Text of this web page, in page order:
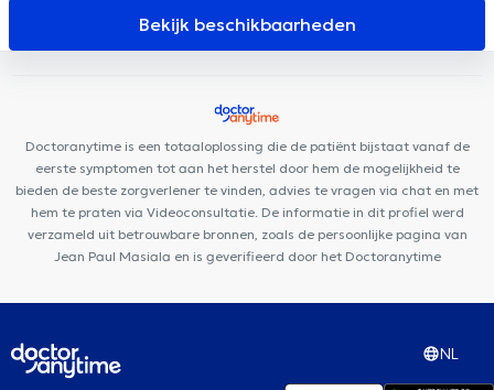
Cabinet médical de Ribaucourt
Medico centre
Kinechris
LYD Dental Clinic CentreTheraMove
César De
Centre Médical Polaris
Family Clinic Jette
Médical Koekelberg
Centre médical Brunfaut
Bekijk beschikbaarheden
Doctoranytime is een totaaloplossing die de patiënt bijstaat vanaf de
eerste symptomen tot aan het herstel door hem de mogelijkheid te
bieden de beste zorgverlener te vinden, advies te vragen via chat en met
hem te praten via Videoconsultatie. De informatie in dit profiel werd
verzameld uit betrouwbare bronnen, zoals de persoonlijke pagina van
Jean Paul Masiala en is geverifieerd door het Doctoranytime
NL